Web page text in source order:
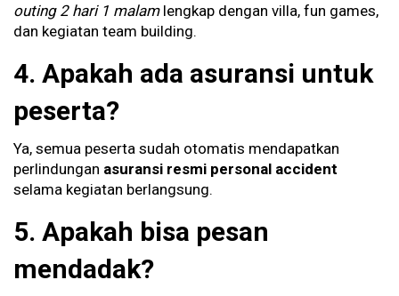
outing 2 hari 1 malamlengkap dengan villa, fun games,
dan kegiatan team building.
4. Apakah ada asuransi untuk
peserta?
Ya, semua peserta sudah otomatis mendapatkan
perlindungan asuransi resmi personal accident
selama kegiatan berlangsung.
5. Apakah bisa pesan
mendadak?